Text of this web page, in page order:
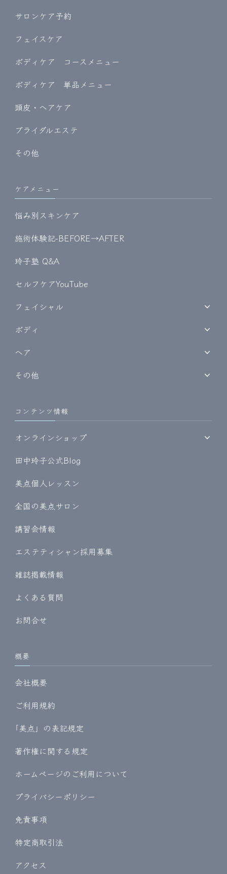
サロンケア予約
フェイスケア
ボディケア コースメニュー
ボディケア 単品メニュー
頭皮・ヘアケア
ブライダルエステ
その他
ケアメニュー
悩み別スキンケア
施術体験記-BEFORE→AFTER
玲子塾 Q&A
セルフケアYouTube
フェイシャル
ボディ
ヘア
その他
コンテンツ情報
オンラインショップ
田中玲子公式Blog
美点個人レッスン
全国の美点サロン
講習会情報
エステティシャン採用募集
雑誌掲載情報
よくある質問
お問合せ
概要
会社概要
ご利用規約
｢美点」の表記規定
著作権に関する規定
ホームページのご利用について
プライバシーポリシー
免責事項
特定商取引法
アクセス